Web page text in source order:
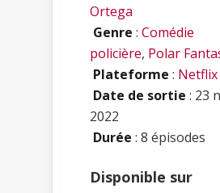
Ortega
Genre : Comédie
policière, Polar
Plateforme : Netflix
Date de sortie : 23
2022
Durée : 8 épisodes
Disponible sur